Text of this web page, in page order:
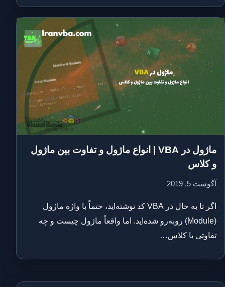
ماژول در VBA | انواع ماژول و تفاوت بین ماژول
و کلاس
آگوست 5, 2019
اگر تا به حال در VBA کد نوشته‌اید، حتماً با واژه ماژول
(Module) روبه‌رو شده‌اید. اما واقعاً ماژول چیست و چه
تفاوتی با کلاس…